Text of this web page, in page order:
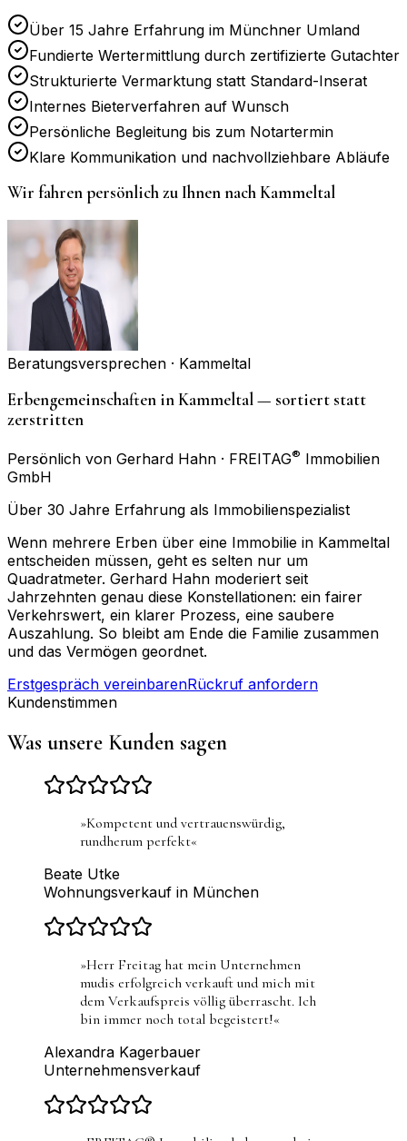
Über 15 Jahre Erfahrung im Münchner Umland
Fundierte Wertermittlung durch zertifizierte Gutachter
Strukturierte Vermarktung statt Standard-Inserat
Internes Bieterverfahren auf Wunsch
Persönliche Begleitung bis zum Notartermin
Klare Kommunikation und nachvollziehbare Abläufe
Wir fahren persönlich zu Ihnen nachKammeltal
Beratungsversprechen · Kammeltal
Erbengemeinschaften in Kammeltal — sortiert statt
zerstritten
Persönlich von Gerhard Hahn · FREITAG® Immobilien
GmbH
Über 30 Jahre Erfahrung als Immobilienspezialist
Wenn mehrere Erben über eine Immobilie in Kammeltal
entscheiden müssen, geht es selten nur um
Quadratmeter. Gerhard Hahn moderiert seit
Jahrzehnten genau diese Konstellationen: ein fairer
Verkehrswert, ein klarer Prozess, eine saubere
Auszahlung. So bleibt am Ende die Familie zusammen
und das Vermögen geordnet.
Erstgespräch vereinbarenRückruf anfordern
Kundenstimmen
Was unsere Kunden sagen
»Kompetent und vertrauenswürdig,
rundherum perfekt«
Beate Utke
Wohnungsverkauf in München
»Herr Freitag hat mein Unternehmen
mudis erfolgreich verkauft und mich mit
dem Verkaufspreis völlig überrascht. Ich
bin immer noch total begeistert!«
Alexandra Kagerbauer
Unternehmensverkauf